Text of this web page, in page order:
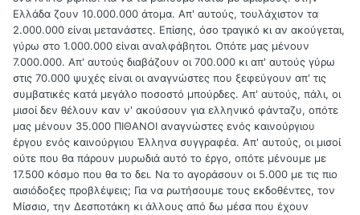
Ελλάδα ζουν 10.000.000 άτομα. Απ' αυτούς, τουλάχιστον τα
2.000.000 είναι μετανάστες. Επίσης, όσο τραγικό κι αν ακούγεται,
γύρω στο 1.000.000 είναι αναλφάβητοι. Οπότε μας μένουν
7.000.000. Απ' αυτούς διαβάζουν οι 700.000 κι απ' αυτούς γύρω
στις 70.000 ψυχές είναι οι αναγνώστες που ξεφεύγουν απ' τις
συμβατικές κατά μεγάλο ποσοστό μπούρδες. Απ' αυτούς, πάλι, οι
μισοί δεν θέλουν καν ν' ακούσουν για ελληνικό φάνταζυ, οπότε
μας μένουν 35.000 ΠΙΘΑΝΟΙ αναγνώστες ενός καινούργιου
έργου ενός καινούργιου Έλληνα συγγραφέα. Απ' αυτούς, οι μισοί
ούτε που θα πάρουν μυρωδιά αυτό το έργο, οπότε μένουμε με
17.500 κόσμο που θα το δει. Να το αγοράσουν οι 5.000 με τις πιο
αισιόδοξες προβλέψεις; Για να ρωτήσουμε τους εκδοθέντες, τον
Μίσσιο, την Δεσποτάκη κι άλλους από δω μέσα που έχουν